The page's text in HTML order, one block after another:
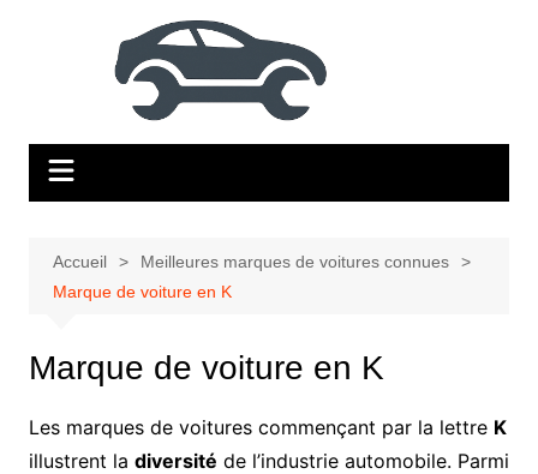
Accueil
Meilleures marques de voitures connues
Marque de voiture en K
Marque de voiture en K
Les marques de voitures commençant par la lettre K
illustrent la diversité de l’industrie automobile. Parmi